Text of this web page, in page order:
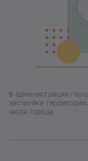
В администрации
застройки
части города